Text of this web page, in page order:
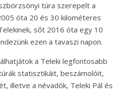
túra szerepelt a
óta 20 és 30 kilométeres
sőt 2016 óta egy 10
ezen a tavaszi napon.
a Teleki legfontosabb
statisztikáit, beszámolóit,
illetve a névadók, Teleki Pál és